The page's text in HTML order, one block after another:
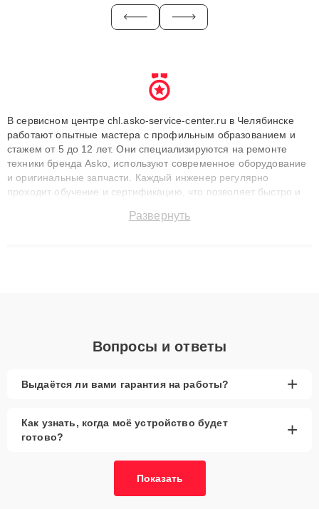
В сервисном центре chl.asko-service-center.ru в Челябинске
работают опытные мастера с профильным образованием и
стажем от 5 до 12 лет. Они специализируются на ремонте
техники бренда Asko, используют современное оборудование
и оригинальные запчасти. Каждый инженер регулярно
проходит обучение и сертификацию, что позволяет быстро и
сохранением гарантии до 3 лет. Наши мастера решают
Развернуть
Вопросы и ответы
Выдаётся ли вами гарантия на работы? +
Как узнать, когда моё устройство будет
готово?
+
Показать